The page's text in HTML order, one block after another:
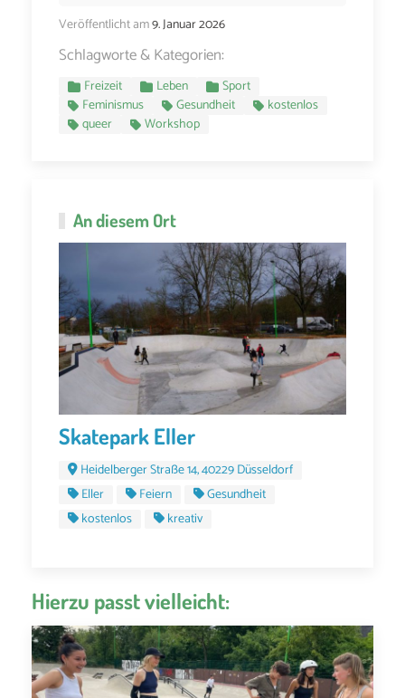
Veröffentlicht am9. Januar 2026
Schlagworte & Kategorien:
Freizeit Leben
Sport
Feminismus
Gesundheit
kostenlos
queer
Workshop
An diesem Ort
Skatepark Eller
Heidelberger Straße 14, 40229 Düsseldorf
Eller
Feiern
Gesundheit
kostenlos
kreativ
Hierzu passt vielleicht: